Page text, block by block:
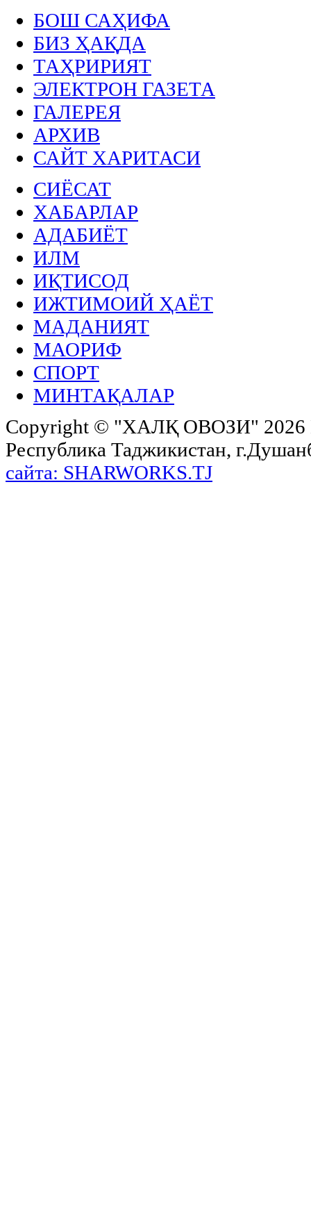
БОШ САҲИФА
БИЗ ҲАҚДА
ТАҲРИРИЯТ
ЭЛЕКТРОН ГАЗЕТА
ГАЛЕРЕЯ
АРХИВ
САЙТ ХАРИТАСИ
СИЁСАТ
ХАБАРЛАР
АДАБИЁТ
ИЛМ
ИҚТИСОД
ИЖТИМОИЙ ҲАЁТ
МАДАНИЯТ
МАОРИФ
СПОРТ
МИНТАҚАЛАР
Copyright © "ХАЛҚ ОВОЗИ"
Республика Таджикистан,
сайта: SHARWORKS.TJ